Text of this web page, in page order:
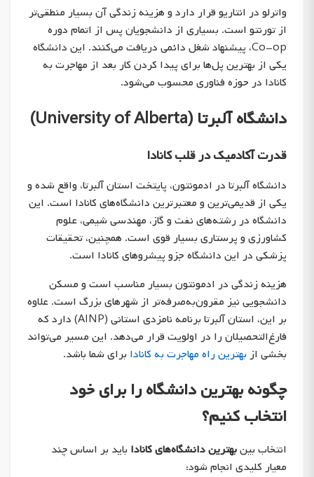
واترلو در انتاریو قرار دارد و هزینه زندگی آن بسیار منطقی‌تر
از تورنتو است. بسیاری از دانشجویان پس از اتمام دوره
Co-op، پیشنهاد شغل دائمی دریافت می‌کنند. این دانشگاه
یکی از بهترین پل‌ها برای پیدا کردن کار بعد از مهاجرت به
کانادا در حوزه فناوری محسوب می‌شود.
دانشگاه آلبرتا (University of Alberta)
قدرت آکادمیک در قلب کانادا
دانشگاه آلبرتا در ادمونتون، پایتخت استان آلبرتا، واقع شده و
یکی از قدیمی‌ترین و معتبرترین دانشگاه‌های کانادا است. این
دانشگاه در رشته‌های نفت و گاز، مهندسی شیمی، علوم
کشاورزی و پرستاری بسیار قوی است. همچنین، تحقیقات
پزشکی در این دانشگاه جزو پیشروهای کانادا است.
هزینه زندگی در ادمونتون بسیار مناسب است و مسکن
دانشجویی نیز مقرون‌به‌صرفه‌تر از شهرهای بزرگ است. علاوه
بر این، استان آلبرتا برنامه نامزدی استانی (AINP) دارد که
فارغ‌التحصیلان را در اولویت قرار می‌دهد. این مسیر می‌تواند
بخشی از بهترین راه مهاجرت به کانادا برای شما باشد.
چگونه بهترین دانشگاه را برای خود
انتخاب کنیم؟
انتخاب بینبهترین دانشگاه‌های کانادا باید بر اساس چند
معیار کلیدی انجام شود: